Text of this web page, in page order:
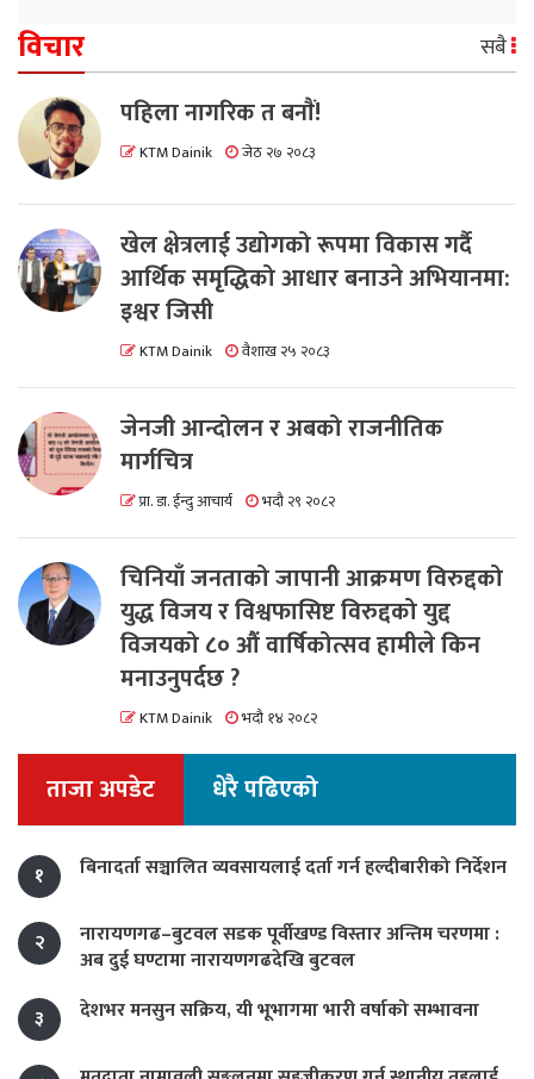
विचार सबै
पहिला नागरिक त बनाैं!
KTM Dainik जेठ २७ २०८३
खेल क्षेत्रलाई उद्योगको रूपमा विकास गर्दै
आर्थिक समृद्धिको आधार बनाउने अभियानमा:
इश्वर जिसी
KTM Dainik वैशाख २५ २०८३
जेनजी आन्दोलन र अबको राजनीतिक
मार्गचित्र
प्रा. डा. ईन्दु आचार्य भदौ २९ २०८२
चिनियाँ जनताको जापानी आक्रमण विरुद्दको
युद्ध विजय र विश्वफासिष्ट विरुद्दको युद्द
विजयको ८० औं वार्षिकोत्सव हामीले किन
मनाउनुपर्दछ ?
KTM Dainik भदौ १४ २०८२
ताजा अपडेट धेरै पढिएको
१ बिनादर्ता सञ्चालित व्यवसायलाई दर्ता गर्न हल्दीबारीको निर्देशन
२
नारायणगढ–बुटवल सडक पूर्वीखण्ड विस्तार अन्तिम चरणमा :
अब दुई घण्टामा नारायणगढदेखि बुटवल
३
देशभर मनसुन सक्रिय, यी भूभागमा भारी वर्षाको सम्भावना